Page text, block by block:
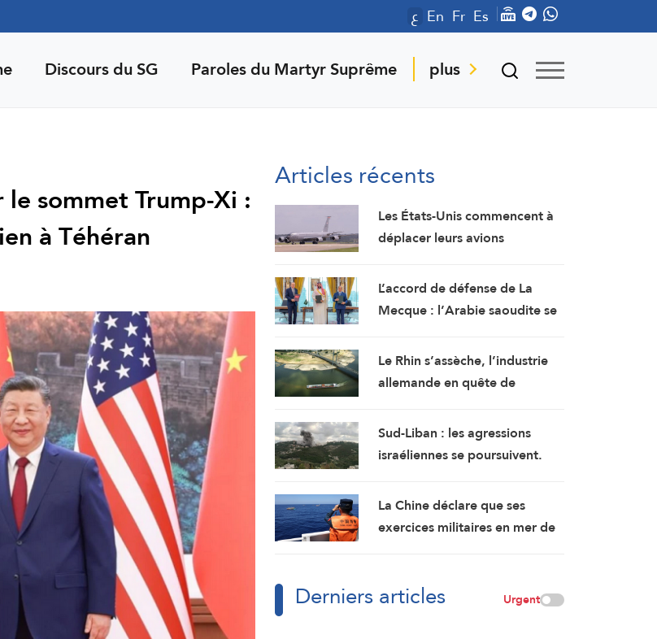
ع En Fr Es
Discours du SG Paroles du Martyr Suprême plus
sommet Trump-Xi :
à Téhéran
Articles récents
Les États-Unis commencent à
déplacer leurs avions
Tel-Aviv
L’accord de défense de La
Mecque : l’Arabie saoudite se
guerre
Le Rhin s’assèche, l’industrie
allemande en quête de
Sud-Liban : les agressions
israéliennes se poursuivent.
La Chine déclare que ses
exercices militaires en mer de
Philippines
Derniers articles Urgent